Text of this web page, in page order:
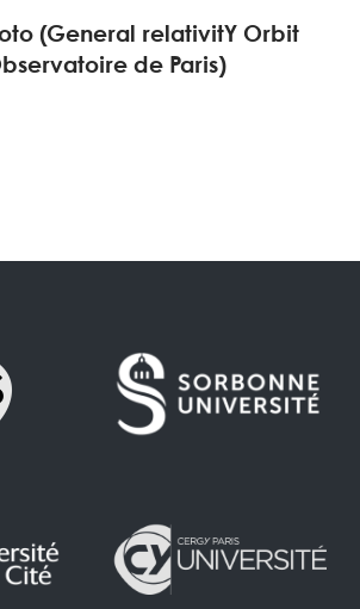
(General relativitY Orbit
de Paris)